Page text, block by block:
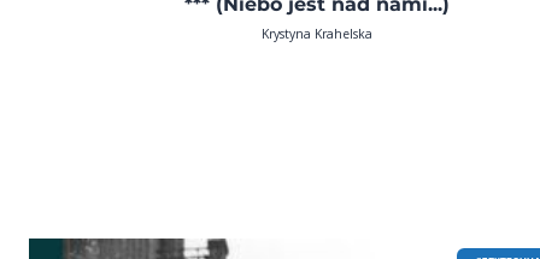
*** (Niebo jest nad nami...)
Krystyna Krahelska